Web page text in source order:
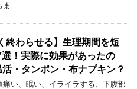
ま …
終わらせる】生理期間を短
選！実際に効果があったの
・タンポン・布ナプキン？
痛い、眠い、イライラする、下腹部